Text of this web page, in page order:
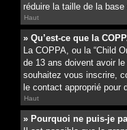
réduire la taille de la
Haut
» Qu’est-ce que la
La COPPA, ou la “Child
de 13 ans doivent avoir
souhaitez vous inscrire,
le contact approprié
Haut
» Pourquoi ne puis-je